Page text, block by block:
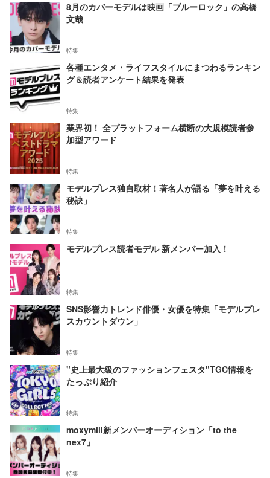
8月のカバーモデルは映画「ブルーロック」の高橋
文哉
特集
各種エンタメ・ライフスタイルにまつわるランキン
グ＆読者アンケート結果を発表
特集
業界初！ 全プラットフォーム横断の大規模読者参
加型アワード
特集
モデルプレス独自取材！著名人が語る「夢を叶える
秘訣」
特集
モデルプレス読者モデル 新メンバー加入！
特集
SNS影響力トレンド俳優・女優を特集「モデルプレ
スカウントダウン」
特集
"史上最大級のファッションフェスタ"TGC情報を
たっぷり紹介
特集
moxymill新メンバーオーディション「to the
nex7」
特集